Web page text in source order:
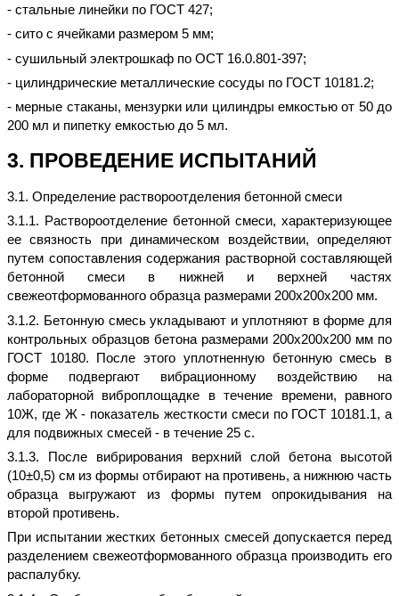
- стальные линейки по ГОСТ 427;
- сито с ячейками размером 5 мм;
- сушильный электрошкаф по ОСТ 16.0.801-397;
- цилиндрические металлические сосуды по ГОСТ 10181.2;
- мерные стаканы, мензурки или цилиндры емкостью от 50 до
200 мл и пипетку емкостью до 5 мл.
3. ПРОВЕДЕНИЕ ИСПЫТАНИЙ
3.1. Определение раствороотделения бетонной смеси
3.1.1. Раствороотделение бетонной смеси, характеризующее
ее связность при динамическом воздействии, определяют
путем сопоставления содержания растворной составляющей
бетонной смеси в нижней и верхней частях
свежеотформованного образца размерами 200х200х200 мм.
3.1.2. Бетонную смесь укладывают и уплотняют в форме для
контрольных образцов бетона размерами 200х200х200 мм по
ГОСТ 10180. После этого уплотненную бетонную смесь в
форме подвергают вибрационному воздействию на
лабораторной виброплощадке в течение времени, равного
10Ж, где Ж - показатель жесткости смеси по ГОСТ 10181.1, а
для подвижных смесей - в течение 25 с.
3.1.3. После вибрирования верхний слой бетона высотой
(10±0,5) см из формы отбирают на противень, а нижнюю часть
образца выгружают из формы путем опрокидывания на
второй противень.
При испытании жестких бетонных смесей допускается перед
разделением свежеотформованного образца производить его
распалубку.